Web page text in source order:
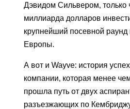
Дэвидом Сильвером, только
миллиарда долларов
крупнейший посевной раунд
Европы.
А вот и Wayve: история
компании, которая менее
прошла путь от двух
разъезжающих по